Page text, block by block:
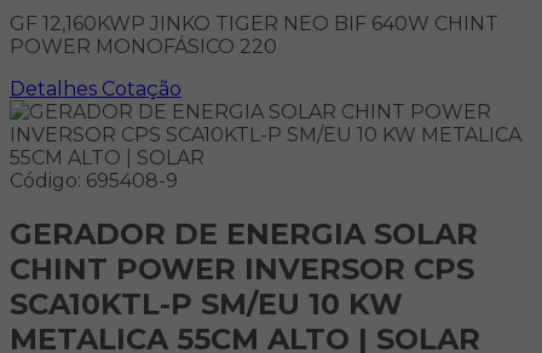
GF 12,160KWP JINKO TIGER NEO BIF 640W CHINT
POWER MONOFÁSICO 220
Detalhes Cotação
Código: 695408-9
GERADOR DE ENERGIA SOLAR
CHINT POWER INVERSOR CPS
SCA10KTL-P SM/EU 10 KW
METALICA 55CM ALTO | SOLAR